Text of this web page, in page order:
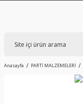
Anasayfa PARTİ MALZEMELERİ